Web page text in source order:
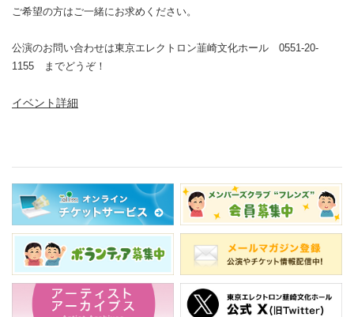
ご希望の方はご一緒にお求めください。
公演のお問い合わせは東京エレクトロン韮崎文化ホール 0551-20-
1155 までどうぞ！
イベント詳細